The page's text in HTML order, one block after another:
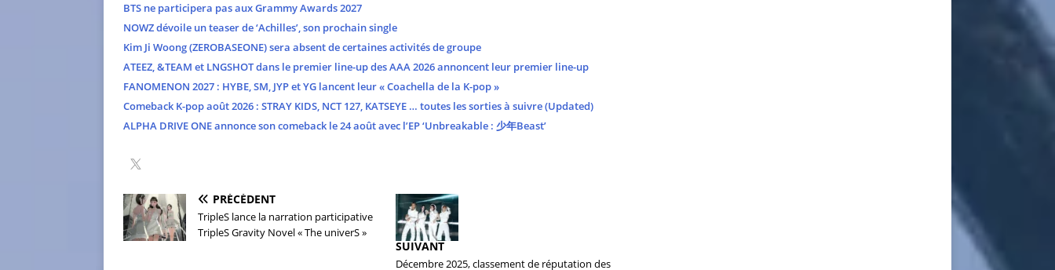
BTS ne participera pas aux Grammy Awards 2027
NOWZ dévoile un teaser de ‘Achilles’, son prochain single
Kim Ji Woong (ZEROBASEONE) sera absent de certaines activités de groupe
ATEEZ, &TEAM et LNGSHOT dans le premier line-up des AAA 2026 annoncent leur premier line-up
FANOMENON 2027 : HYBE, SM, JYP et YG lancent leur « Coachella de la K-pop »
Comeback K-pop août 2026 : STRAY KIDS, NCT 127, KATSEYE … toutes les sorties à suivre (Updated)
ALPHA DRIVE ONE annonce son comeback le 24 août avec l’EP ‘Unbreakable : 少年Beast’
PRÉCÉDENT
TripleS lance la narration participative
TripleS Gravity Novel « The univerS »
SUIVANT
Décembre 2025, classement de réputation des